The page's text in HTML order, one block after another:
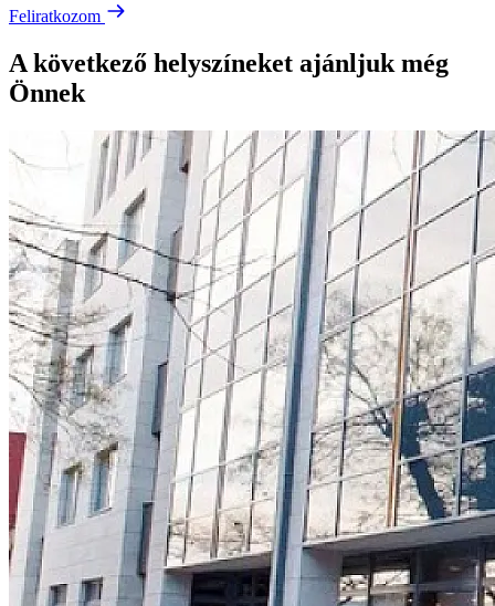
Feliratkozom
A következő helyszíneket ajánljuk még
Önnek